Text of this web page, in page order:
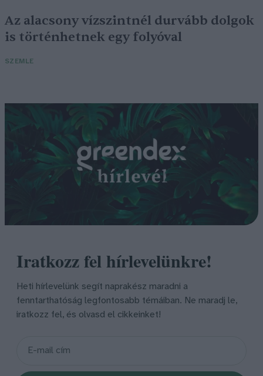
Az alacsony vízszintnél durvább dolgok
is történhetnek egy folyóval
SZEMLE
Iratkozz fel hírlevelünkre!
Heti hírlevelünk segít naprakész maradni a
fenntarthatóság legfontosabb témáiban. Ne maradj le,
iratkozz fel, és olvasd el cikkeinket!